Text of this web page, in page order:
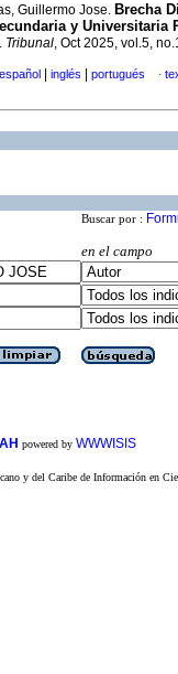
Guillermo Jose. Brecha
y Universitaria
. Tribunal, Oct 2025, vol.5,
inglés portugués ·
Buscar por :
en el campo
powered by WWWISIS
y del Caribe de Información en